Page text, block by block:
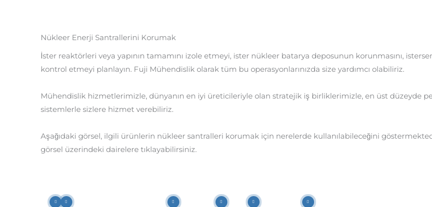
Nükleer Enerji Santrallerini Korumak
İster reaktörleri veya yapının tamamını izole etmeyi, ister nükleer batarya deposunun korunmasını,
kontrol etmeyi planlayın. Fuji Mühendislik olarak tüm bu operasyonlarınızda size yardımcı olabiliriz.
Mühendislik hizmetlerimizle, dünyanın en iyi üreticileriyle olan stratejik iş birliklerimizle, en üst düzeyde
sistemlerle sizlere hizmet verebiliriz.
Aşağıdaki görsel, ilgili ürünlerin nükleer santralleri korumak için nerelerde kullanılabileceğini
görsel üzerindeki dairelere tıklayabilirsiniz.